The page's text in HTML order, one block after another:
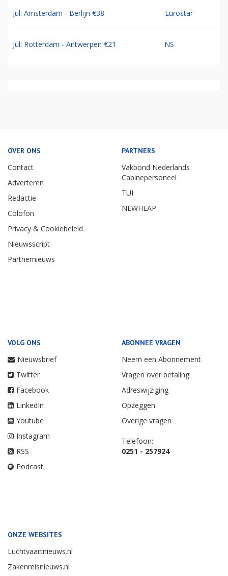
Jul: Amsterdam - Berlijn €38 Eurostar
Jul: Rotterdam - Antwerpen €21 NS
OVER ONS
Contact
Adverteren
Redactie
Colofon
Privacy & Cookiebeleid
Nieuwsscript
Partnernieuws
PARTNERS
Vakbond Nederlands
Cabinepersoneel
TUI
NEWHEAP
VOLG ONS
Nieuwsbrief
Twitter
Facebook
LinkedIn
Youtube
Instagram
RSS
Podcast
ABONNEE VRAGEN
Neem een Abonnement
Vragen over betaling
Adreswijziging
Opzeggen
Overige vragen
Telefoon:
0251 - 257924
ONZE WEBSITES
Luchtvaartnieuws.nl
Zakenreisnieuws.nl